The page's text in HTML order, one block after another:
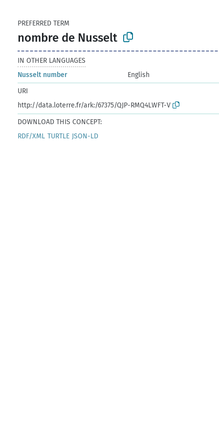
PREFERRED TERM
nombre de Nusselt
IN OTHER LANGUAGES
Nusselt number
English
URI
http://data.loterre.fr/ark:/67375/QJP-RMQ4LWFT-V
DOWNLOAD THIS CONCEPT:
RDF/XML TURTLE JSON-LD